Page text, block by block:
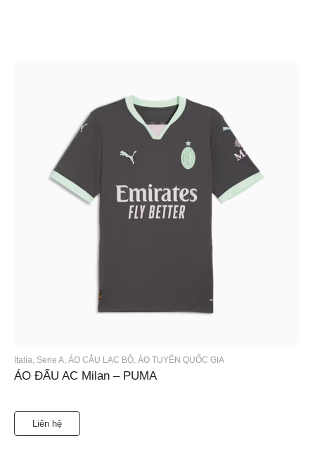
Italia Serie A ÁO CÂU LẠC BỘ ÁO TUYỂN QUỐC GIA
ÁO ĐẤU AC Milan – PUMA
Liên hệ